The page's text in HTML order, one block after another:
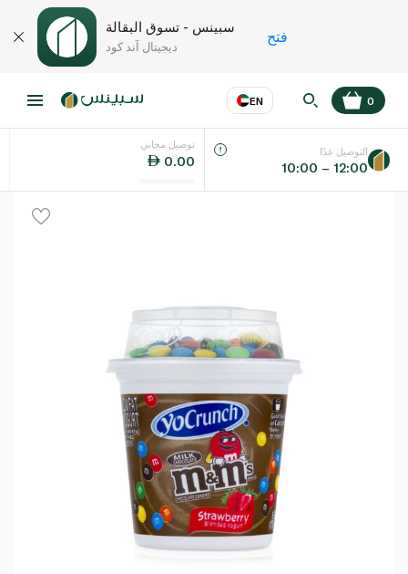
سبينس - تسوق البقالة
ديجيتال آند كود
فتح
EN
اللغة عر
0
توصيل مجاني
0.00
التوصيل غدًا
10:00 – 12:00